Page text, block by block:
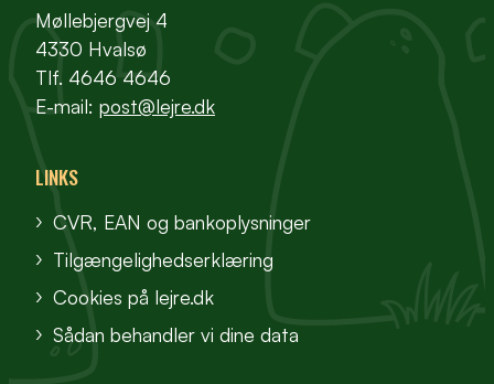
Møllebjergvej 4
4330 Hvalsø
Tlf. 4646 4646
E-mail: post@lejre.dk
LINKS
CVR, EAN og bankoplysninger
Tilgængelighedserklæring
Cookies på lejre.dk
Sådan behandler vi dine data